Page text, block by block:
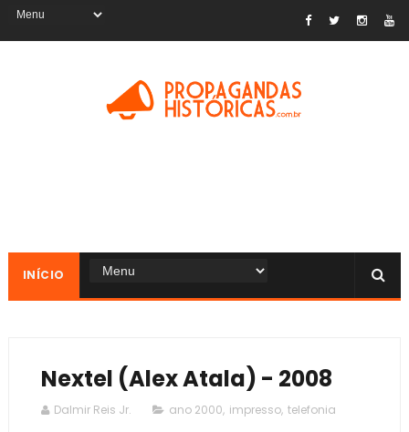
INÍCIO
Nextel (Alex Atala) - 2008
Dalmir Reis Jr. ano 2000, impresso, telefonia